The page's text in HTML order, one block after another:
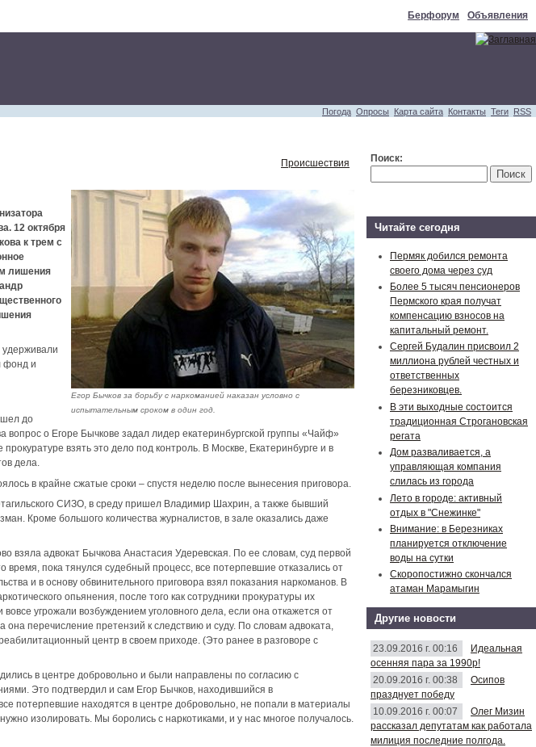
Берфорум Объявления
Погода Опросы Карта сайта Контакты Теги RSS
Происшествия
Егор Бычков за борьбу с наркоманией наказан условно с
испытательным сроком в один год.
12 октября
к трем с
лишения
удерживали
фонд и
до
вопрос о Егоре Бычкове задал лидер екатеринбургской группы «Чайф»
взять это дело под контроль. В Москве, Екатеринбурге и в
дела.
в крайне сжатые сроки – спустя неделю после вынесения приговора.
СИЗО, в среду пришел Владимир Шахрин, а также бывший
Кроме большого количества журналистов, в зале оказались даже
взяла адвокат Бычкова Анастасия Удеревская. По ее словам, суд первой
пока тянулся судебный процесс, все потерпевшие отказались от
и в основу обвинительного приговора взял показания наркоманов. В
опьянения, после того как сотрудники прокуратуры их
угрожали возбуждением уголовного дела, если она откажется от
перечисление претензий к следствию и суду. По словам адвоката,
центр в своем приходе. (Это ранее в разговоре с
в центре добровольно и были направлены по согласию с
Это подтвердил и сам Егор Бычков, находившийся в
потерпевшие находятся в центре добровольно, не попали в материалы
изолировать. Мы боролись с наркотиками, и у нас многое получалось.
Поиск:
Читайте сегодня
Пермяк добился ремонта
своего дома через суд
Более 5 тысяч пенсионеров
Пермского края получат
компенсацию взносов на
капитальный ремонт.
Сергей Будалин присвоил 2
миллиона рублей честных и
ответственных
березниковцев.
В эти выходные состоится
традиционная Строгановская
регата
Дом разваливается, а
управляющая компания
слилась из города
Лето в городе: активный
отдых в "Снежинке"
Внимание: в Березниках
планируется отключение
воды на сутки
Скоропостижно скончался
атаман Марамыгин
Другие новости
23.09.2016 г. 00:16
Идеальная
осенняя пара за 1990р!
20.09.2016 г. 00:38
Осипов
празднует победу
10.09.2016 г. 00:07
Олег Мизин
рассказал депутатам как работала
милиция последние полгода.